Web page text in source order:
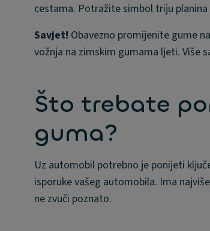
cestama. Potražite simbol triju
Savjet! Obavezno promijenite gume
vožnja na zimskim gumama ljeti. Više
Što trebate
guma?
Uz automobil potrebno je ponijeti
isporuke vašeg automobila. Ima
ne zvuči poznato.